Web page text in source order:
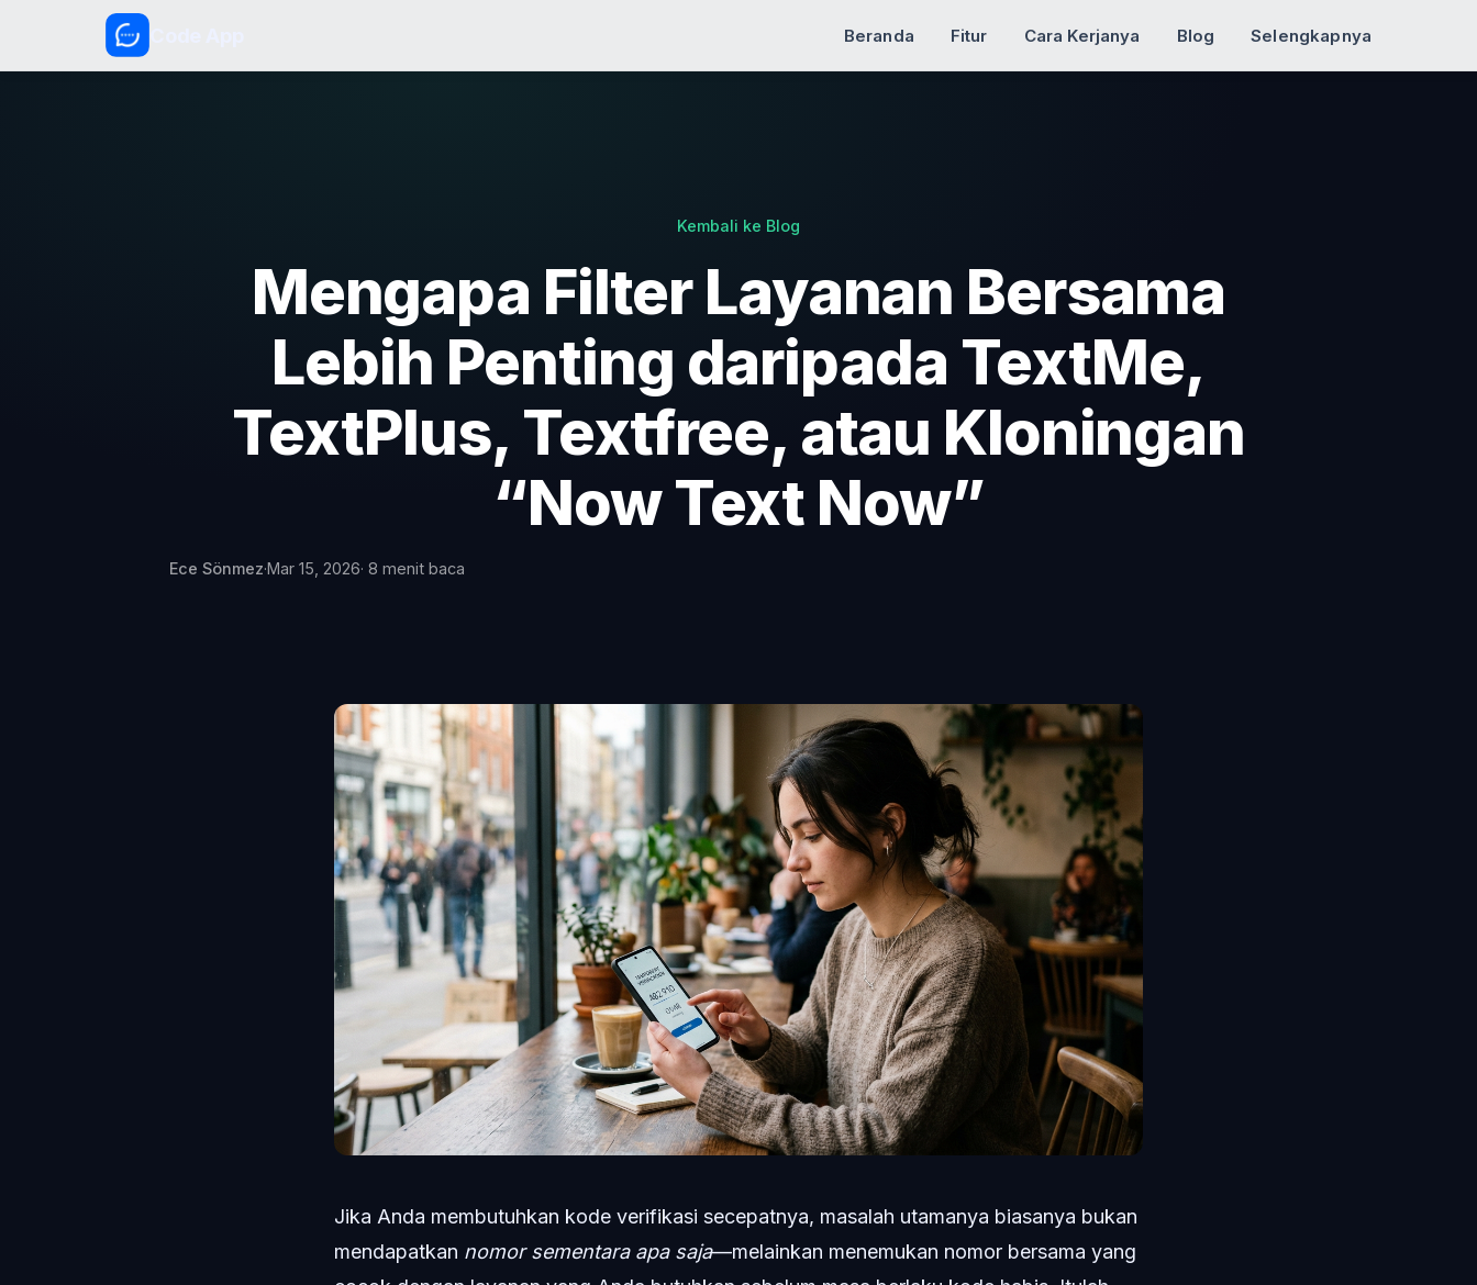
Beranda Fitur Cara Kerjanya Blog Selengkapnya
Kembali ke Blog
Mengapa Filter Layanan Bersama
Lebih Penting daripada TextMe,
TextPlus, Textfree, atau Kloningan
“Now Text Now”
Ece Sönmez·Mar 15, 2026· 8 menit baca
Jika Anda membutuhkan kode verifikasi secepatnya, masalah utamanya biasanya bukan
mendapatkan nomor sementara apa saja—melainkan menemukan nomor bersama yang